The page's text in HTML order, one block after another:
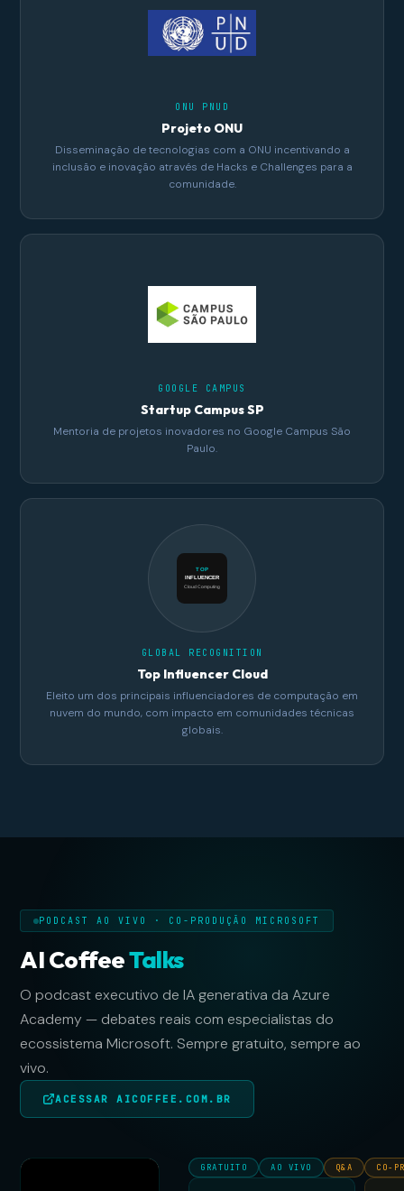
ONU PNUD
Projeto ONU
Disseminação de tecnologias com a ONU incentivando a
inclusão e inovação através de Hacks e Challenges para a
comunidade.
GOOGLE CAMPUS
Startup Campus SP
Mentoria de projetos inovadores no Google Campus São
Paulo.
TOP
INFLUENCER
Cloud Computing
GLOBAL RECOGNITION
Top Influencer Cloud
Eleito um dos principais influenciadores de computação em
nuvem do mundo, com impacto em comunidades técnicas
globais.
PODCAST AO VIVO · CO-PRODUÇÃO MICROSOFT
AI CoffeeTalks
O podcast executivo de IA generativa da Azure
Academy — debates reais com especialistas do
ecossistema Microsoft. Sempre gratuito, sempre ao
vivo.
ACESSAR AICOFFEE.COM.BR
GRATUITO AO VIVO Q&A CO-